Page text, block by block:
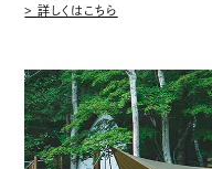
> 詳しくはこちら